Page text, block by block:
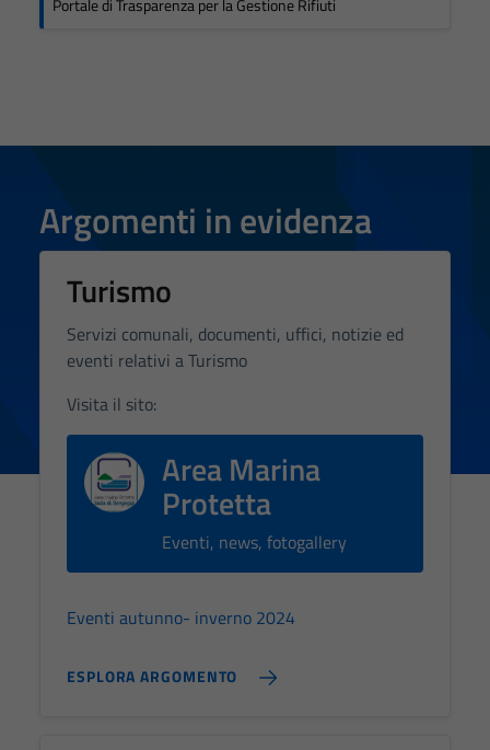
Portale di Trasparenza per la Gestione Rifiuti
Argomenti in evidenza
Turismo
Servizi comunali, documenti, uffici, notizie ed
eventi relativi a Turismo
Visita il sito:
Area Marina
Protetta
Eventi, news, fotogallery
Eventi autunno- inverno 2024
ESPLORA ARGOMENTO